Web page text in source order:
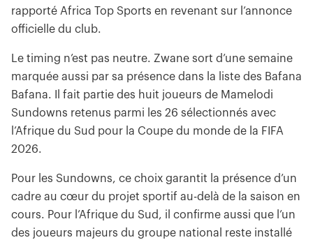
rapporté Africa Top Sports en revenant sur l’annonce
officielle du club.
Le timing n’est pas neutre. Zwane sort d’une semaine
marquée aussi par sa présence dans la liste des Bafana
Bafana. Il fait partie des huit joueurs de Mamelodi
Sundowns retenus parmi les 26 sélectionnés avec
l’Afrique du Sud pour la Coupe du monde de la FIFA
2026.
Pour les Sundowns, ce choix garantit la présence d’un
cadre au cœur du projet sportif au-delà de la saison en
cours. Pour l’Afrique du Sud, il confirme aussi que l’un
des joueurs majeurs du groupe national reste installé